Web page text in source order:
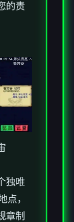
的责
独唯
点，
章制